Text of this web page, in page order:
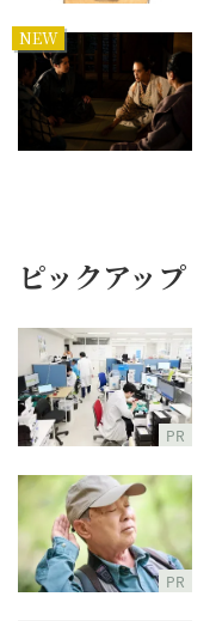
NEW
ピックアップ
PR
PR